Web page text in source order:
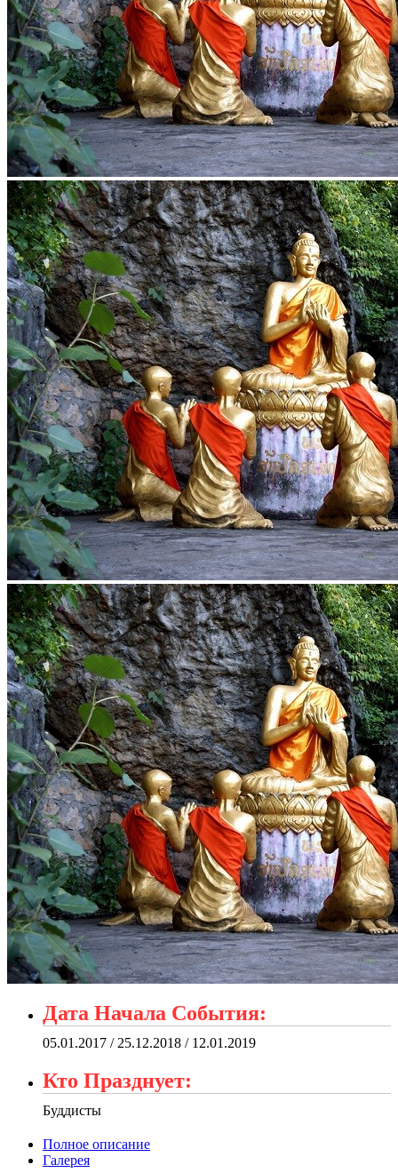
Дата Начала События:
05.01.2017 / 25.12.2018 / 12.01.2019
Кто Празднует:
Буддисты
Полное описание
Галерея